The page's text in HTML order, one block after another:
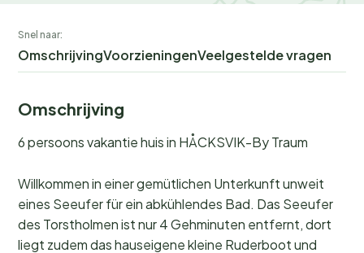
Snel naar:
OmschrijvingVoorzieningenVeelgestelde vragen
Omschrijving
6 persoons vakantie huis in HÅCKSVIK-By Traum
Willkommen in einer gemütlichen Unterkunft unweit
eines Seeufer für ein abkühlendes Bad. Das Seeufer
des Torstholmen ist nur 4 Gehminuten entfernt, dort
liegt zudem das hauseigene kleine Ruderboot und